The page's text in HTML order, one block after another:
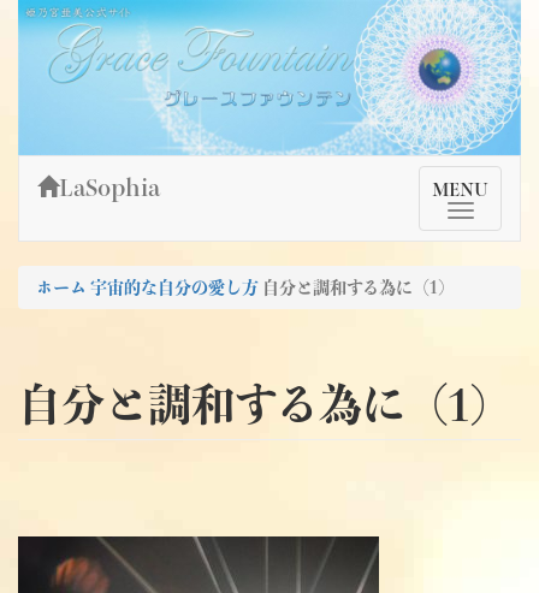
Skip
content
姫乃宮亜美公式サイト～Grace Fountain～
グレースファウンテン
TMenu
MENU
LaSophia
ホーム 宇宙的な自分の愛し方 自分と調和する為に（1)
自分と調和する為に（1)